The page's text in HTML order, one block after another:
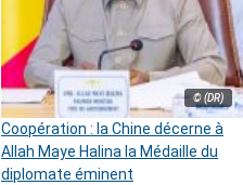
© (DR)
Coopération : la Chine décerne à
Allah Maye Halina la Médaille du
diplomate éminent